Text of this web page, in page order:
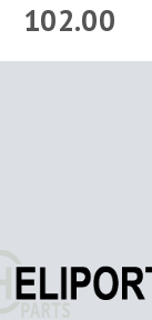
102.00